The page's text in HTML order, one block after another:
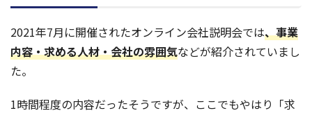
2021年7月に開催されたオンライン会社説明会では、事業
内容・求める人材・会社の雰囲気などが紹介されていまし
た。
1時間程度の内容だったそうですが、ここでもやはり「求